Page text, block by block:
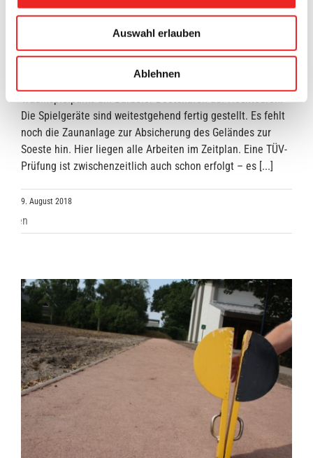
Auswahl erlauben
Ablehnen
Vorbereitungen laufen auf Hochtouren
laufen die Vorbereitungen für die Eröffnung des
Traumspielparks am Barßeler Bootshafen auf Hochtouren.
Die Spielgeräte sind weitestgehend fertig gestellt. Es fehlt
noch die Zaunanlage zur Absicherung des Geländes zur
Soeste hin. Hier liegen alle Arbeiten im Zeitplan. Eine TÜV-
Prüfung ist zwischenzeitlich auch schon erfolgt – es [...]
9. August 2018